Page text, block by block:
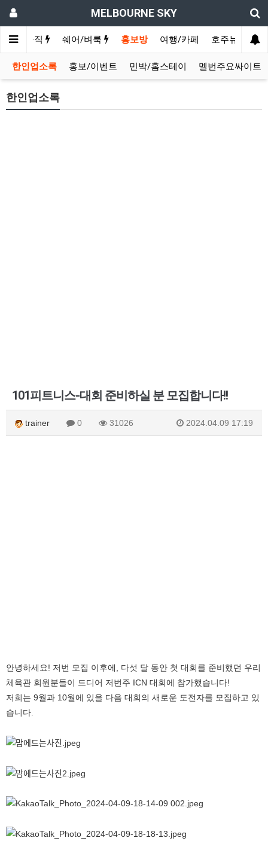
MELBOURNE SKY
구인/구직 쉐어/벼룩 홍보방 여행/카페 호주뉴스
한인업소록 홍보/이벤트 민박/홈스테이 멜번주요싸이트
한인업소록
101피트니스-대회 준비하실 분 모집합니다!!
trainer 0 31026 2024.04.09 17:19
안녕하세요! 저번 모집 이후에, 다섯 달 동안 첫 대회를 준비했던 우리
체육관 회원분들이 드디어 저번주 ICN 대회에 참가했습니다!
저희는 9월과 10월에 있을 다음 대회의 새로운 도전자를 모집하고 있
습니다